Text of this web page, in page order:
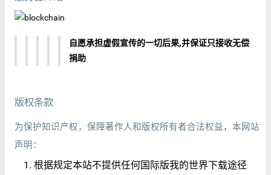
自愿承担虚假宣传的一切后果,并保证只接收无偿
捐助
版权条款
为保护知识产权，保障著作人和版权所有者合法权益，本网站
声明：
根据规定本站不提供任何国际版我的世界下载途径